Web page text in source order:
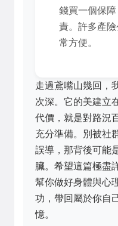
錢買一個保
責。許多產
常方便。
走過鳶嘴山幾回，
次深。它的美建立
代價，就是對路況
充分準備。別被社
誤導，那背後可能
臟。希望這篇極盡
幫你做好身體與心
功，帶回屬於你自
憶。